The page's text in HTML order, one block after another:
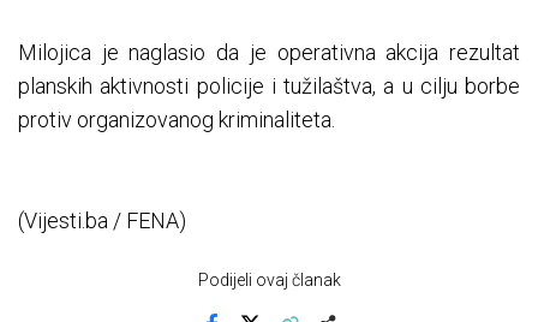
Milojica je naglasio da je operativna akcija rezultat
planskih aktivnosti policije i tužilaštva, a u cilju borbe
protiv organizovanog kriminaliteta.
(Vijesti.ba / FENA)
Podijeli ovaj članak